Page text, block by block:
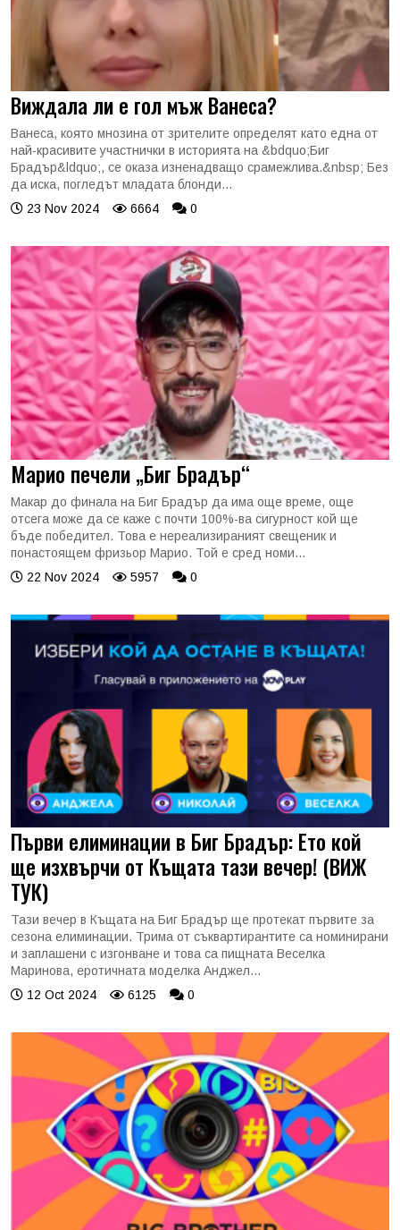
Виждала ли е гол мъж Ванеса?
Ванеса, която мнозина от зрителите определят като една от
най-красивите участнички в историята на &bdquo;Биг
Брадър&ldquo;, се оказа изненадващо срамежлива.&nbsp; Без
да иска, погледът младата блонди...
23 Nov 2024
6664 0
Марио печели „Биг Брадър“
Макар до финала на Биг Брадър да има още време, още
отсега може да се каже с почти 100%-ва сигурност кой ще
бъде победител. Това е нереализираният свещеник и
понастоящем фризьор Марио. Той е сред номи...
22 Nov 2024
5957 0
Първи елиминации в Биг Брадър: Ето кой
ще изхвърчи от Къщата тази вечер! (ВИЖ
ТУК)
Тази вечер в Къщата на Биг Брадър ще протекат първите за
сезона елиминации. Трима от съквартирантите са номинирани
и заплашени с изгонване и това са пищната Веселка
Маринова, еротичната моделка Анджел...
12 Oct 2024
6125 0